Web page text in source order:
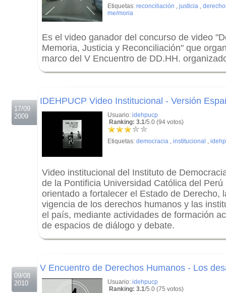
Etiquetas: reconciliación , justicia ,
me/moria
Es el video ganador del concurso de video
Memoria, Justicia y Reconciliación" que
marco del V Encuentro de DD.HH.
17/09
2009
IDEHPUCP Video Institucional - Versión
Usuario: idehpucp
Ranking: 3.1/5.0 (94 votos)
Etiquetas: democracia , institucional ,
Video institucional del Instituto de
de la Pontificia Universidad Católica del
orientado a fortalecer el Estado de Derecho,
vigencia de los derechos humanos y las
el país, mediante actividades de formación
de espacios de diálogo y debate.
09/08
2010
V Encuentro de Derechos Humanos - Los
Usuario: idehpucp
Ranking: 3.1/5.0 (75 votos)